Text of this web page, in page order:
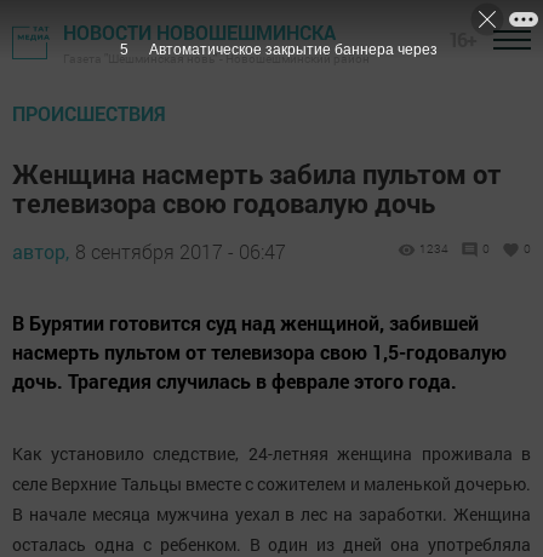
НОВОСТИ НОВОШЕШМИНСКА
Газета "Шешминская новь" - Новошешминский район
ПРОИСШЕСТВИЯ
Женщина насмерть забила пультом от
телевизора свою годовалую дочь
автор, 8 сентября 2017 - 06:47 1234 0 0
В Бурятии готовится суд над женщиной, забившей
насмерть пультом от телевизора свою 1,5-годовалую
дочь. Трагедия случилась в феврале этого года.
Как установило следствие, 24-летняя женщина проживала в
селе Верхние Тальцы вместе с сожителем и маленькой дочерью.
В начале месяца мужчина уехал в лес на заработки. Женщина
осталась одна с ребенком. В один из дней она употребляла
5 Автоматическое закрытие баннера через